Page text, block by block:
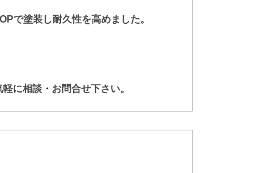
で塗装し耐久性を高めました。
に相談・お問合せ下さい。